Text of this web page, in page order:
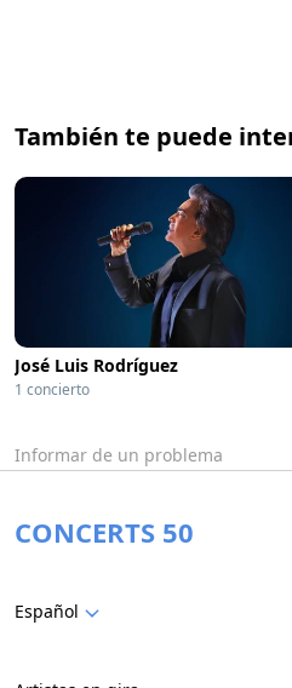
También te puede
José Luis Rodríguez
1 concierto
Informar de un problema
CONCERTS 50
Español